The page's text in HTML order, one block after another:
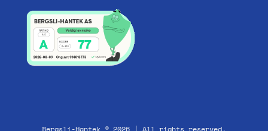
Bergsli-Hantek © 2026 | All rights reserved.